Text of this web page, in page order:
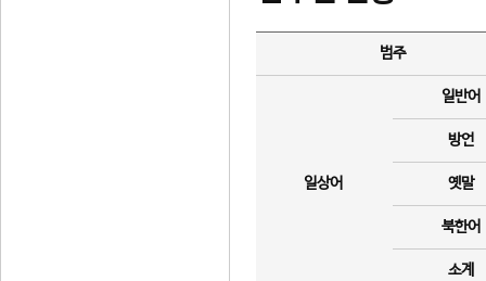
범주
일상어
일반어
방언
옛말
북한어
소계